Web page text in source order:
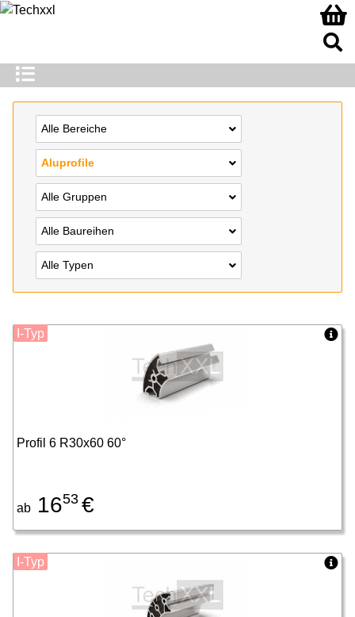
Alle Bereiche
Aluprofile
Alle Gruppen
Alle Baureihen
Alle Typen
Profil 6 R30x60 60°
ab 1653 €
I-Typ
I-Typ